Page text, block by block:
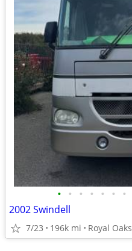
• • • • • • •
2002 Swindell
7/23 196k mi Royal Oaks